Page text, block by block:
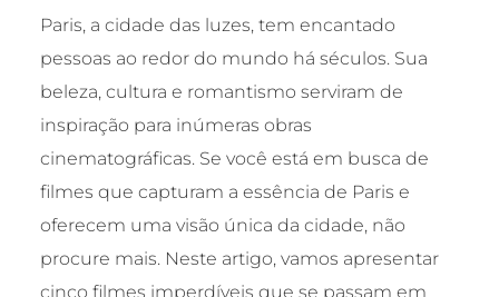
Paris, a cidade das luzes, tem encantado
pessoas ao redor do mundo há séculos. Sua
beleza, cultura e romantismo serviram de
inspiração para inúmeras obras
cinematográficas. Se você está em busca de
filmes que capturam a essência de Paris e
oferecem uma visão única da cidade, não
procure mais. Neste artigo, vamos apresentar
cinco filmes imperdíveis que se passam em